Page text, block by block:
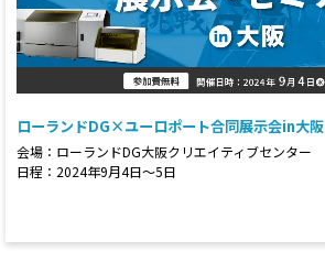
ローランドDG×ユーロポート合同展示会in大阪
会場：ローランドDG大阪クリエイティブセンター
日程：2024年9月4日～5日